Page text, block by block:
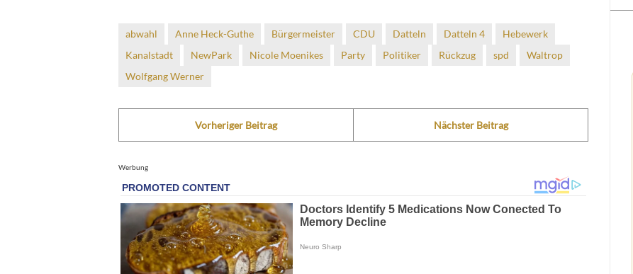
abwahl Anne Heck-Guthe Bürgermeister CDU Datteln Datteln 4
Hebewerk
Kanalstadt
NewPark Nicole Moenikes Party Politiker Rückzug spd
Waltrop
Wolfgang Werner
Vorheriger Beitrag Nächster Beitrag
Werbung